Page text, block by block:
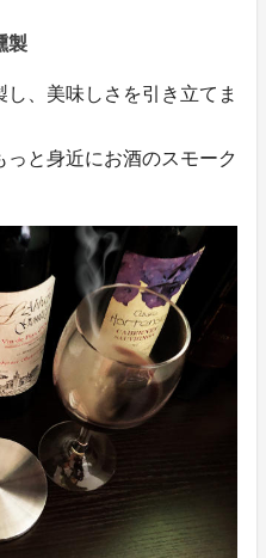
製
、美味しさを引き立てま
と身近にお酒のスモーク